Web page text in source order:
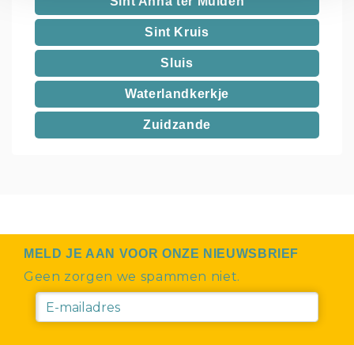
Sint Kruis
Sluis
Waterlandkerkje
Zuidzande
MELD JE AAN VOOR ONZE NIEUWSBRIEF
Geen zorgen we spammen niet.